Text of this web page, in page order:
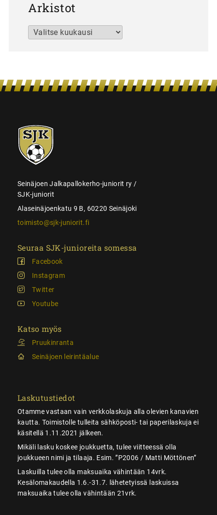
Arkistot
Arkistot
SJK-
juniorit
Seinäjoen Jalkapallokerho-juniorit ry /
SJK-juniorit
Alaseinäjoenkatu 9 B, 60220 Seinäjoki
toimisto@sjk-juniorit.fi
Seuraa SJK-junioreita somessa
Facebook
Instagram
Twitter
Youtube
Katso myös
Pruukinranta
Seinäjoen leirintäalue
Laskutustiedot
Otamme vastaan vain verkkolaskuja alla olevien kanavien
kautta. Toimistolle tulleita sähköposti- tai paperilaskuja ei
käsitellä 1.11.2021 jälkeen.
Mikäli lasku koskee joukkuetta, tulee viitteessä olla
joukkueen nimi ja tilaaja. Esim. ”P2006 / Matti Möttönen”
Laskuilla tulee olla maksuaika vähintään 14vrk.
Kesälomakaudella 1.6.-31.7. lähetetyissä laskuissa
maksuaika tulee olla vähintään 21vrk.